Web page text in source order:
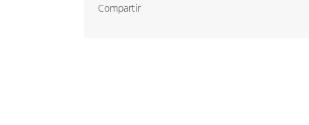
Compartir